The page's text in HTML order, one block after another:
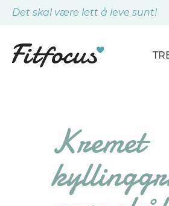
Det skal være lett å leve sunt!
Kremet